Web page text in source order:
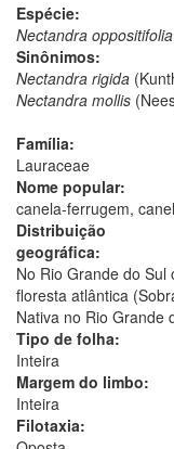
Espécie:
Nectandra oppositifolia
Sinônimos:
Nectandra rigida
Nectandra mollis
Família:
Lauraceae
Nome popular:
canela-ferrugem,
Distribuição
geográfica:
No Rio Grande do
floresta atlântica
Nativa no Rio Grande
Tipo de folha:
Inteira
Margem do limbo:
Inteira
Filotaxia: